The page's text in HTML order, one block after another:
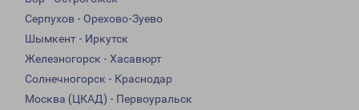
Серпухов - Орехово-Зуево
Шымкент - Иркутск
Железногорск - Хасавюрт
Солнечногорск - Краснодар
Москва (ЦКАД) - Первоуральск